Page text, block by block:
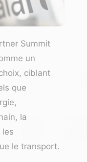
Summit
un
ciblant
que
la
les
le transport.